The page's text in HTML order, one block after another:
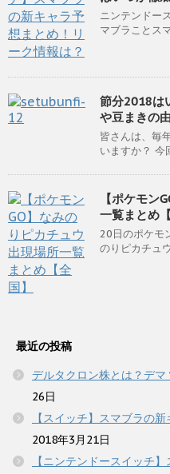
ニンテンドー
マブラことス
節分2018は
や豆まきの
皆さんは、毎
いますか？ 今
【ポケモン
一覧まとめ【
20日のポケモ
のりピカチュ
最近の投稿
デルタクロン株とは？デ
26日
【スイッチ】スマブラの
2018年3月21日
【ニンテンドースイッチ